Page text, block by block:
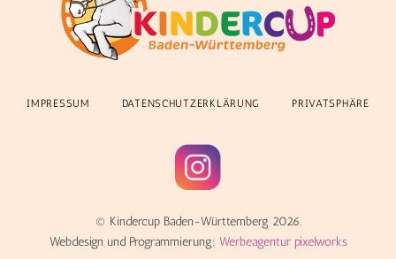
IMPRESSUM DATENSCHUTZERKLÄRUNG PRIVATSPHÄRE
© Kindercup Baden-Württemberg 2026.
Webdesign und Programmierung: Werbeagentur pixelworks